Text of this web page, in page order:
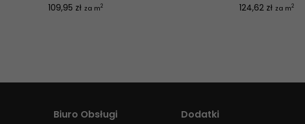
Cena
109,95 zł za m2 Cena
124,62 zł za m2
Biuro Obsługi Dodatki